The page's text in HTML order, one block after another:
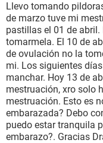
BIENESTAR
SEXUALIDAD
GLOSARIO
Llevo tomando
de marzo tuve mi
pastillas el 01 de
tomarmela. El 10 de
de ovulación no la
mi. Los siguientes
manchar. Hoy 13 de
mestruación, xro solo
mestruación. Esto es
embarazada? Debo
puedo estar tranquila
embarazo?. Gracias